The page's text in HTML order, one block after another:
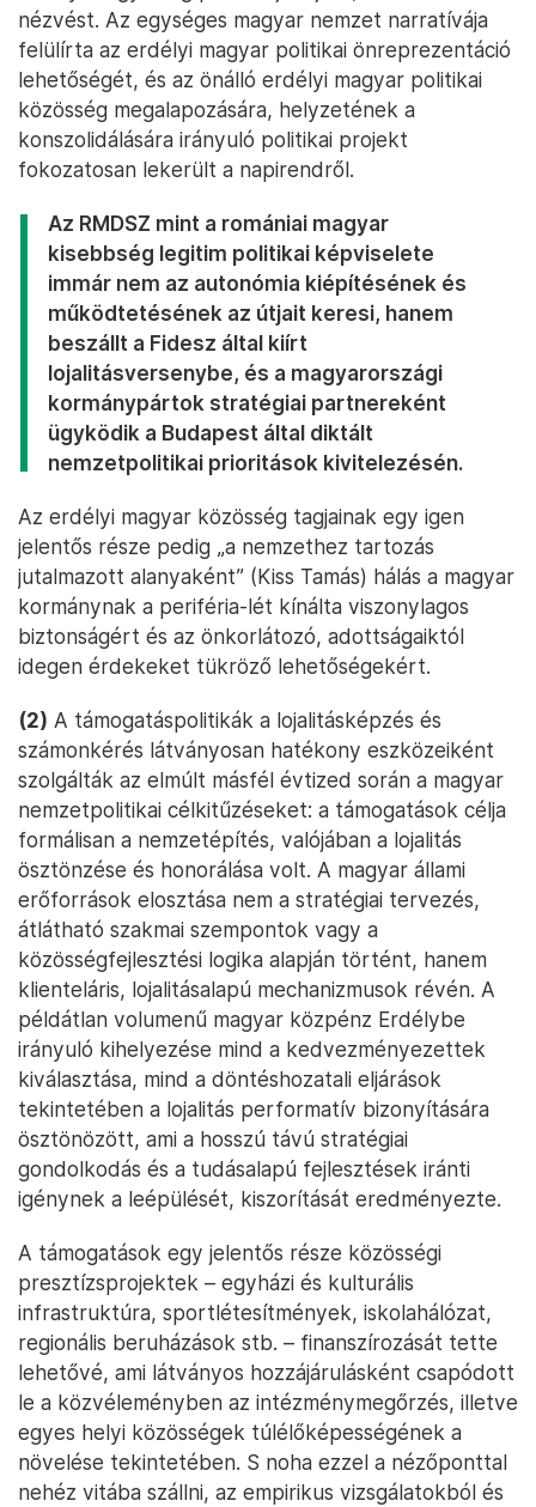
nézvést. Az egységes magyar nemzet narratívája
felülírta az erdélyi magyar politikai önreprezentáció
lehetőségét, és az önálló erdélyi magyar politikai
közösség megalapozására, helyzetének a
konszolidálására irányuló politikai projekt
fokozatosan lekerült a napirendről.
Az RMDSZ mint a romániai magyar
kisebbség legitim politikai képviselete
immár nem az autonómia kiépítésének és
működtetésének az útjait keresi, hanem
beszállt a Fidesz által kiírt
lojalitásversenybe, és a magyarországi
kormánypártok stratégiai partnereként
ügyködik a Budapest által diktált
nemzetpolitikai prioritások kivitelezésén.
Az erdélyi magyar közösség tagjainak egy igen
jelentős része pedig „a nemzethez tartozás
jutalmazott alanyaként” (Kiss Tamás) hálás a magyar
kormánynak a periféria-lét kínálta viszonylagos
biztonságért és az önkorlátozó, adottságaiktól
idegen érdekeket tükröző lehetőségekért.
(2) A támogatáspolitikák a lojalitásképzés és
számonkérés látványosan hatékony eszközeiként
szolgálták az elmúlt másfél évtized során a magyar
nemzetpolitikai célkitűzéseket: a támogatások célja
formálisan a nemzetépítés, valójában a lojalitás
ösztönzése és honorálása volt. A magyar állami
erőforrások elosztása nem a stratégiai tervezés,
átlátható szakmai szempontok vagy a
közösségfejlesztési logika alapján történt, hanem
klienteláris, lojalitásalapú mechanizmusok révén. A
példátlan volumenű magyar közpénz Erdélybe
irányuló kihelyezése mind a kedvezményezettek
kiválasztása, mind a döntéshozatali eljárások
tekintetében a lojalitás performatív bizonyítására
ösztönözött, ami a hosszú távú stratégiai
gondolkodás és a tudásalapú fejlesztések iránti
igénynek a leépülését, kiszorítását eredményezte.
A támogatások egy jelentős része közösségi
presztízsprojektek – egyházi és kulturális
infrastruktúra, sportlétesítmények, iskolahálózat,
regionális beruházások stb. – finanszírozását tette
lehetővé, ami látványos hozzájárulásként csapódott
le a közvéleményben az intézménymegőrzés, illetve
egyes helyi közösségek túlélőképességének a
növelése tekintetében. S noha ezzel a nézőponttal
nehéz vitába szállni, az empirikus vizsgálatokból és